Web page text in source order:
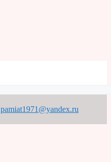
pamiat1971@yandex.ru